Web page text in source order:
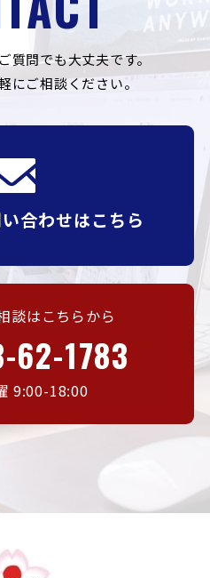
質問でも大丈夫です。
にご相談ください。
合わせはこちら
談はこちらから
62-1783
9:00-18:00